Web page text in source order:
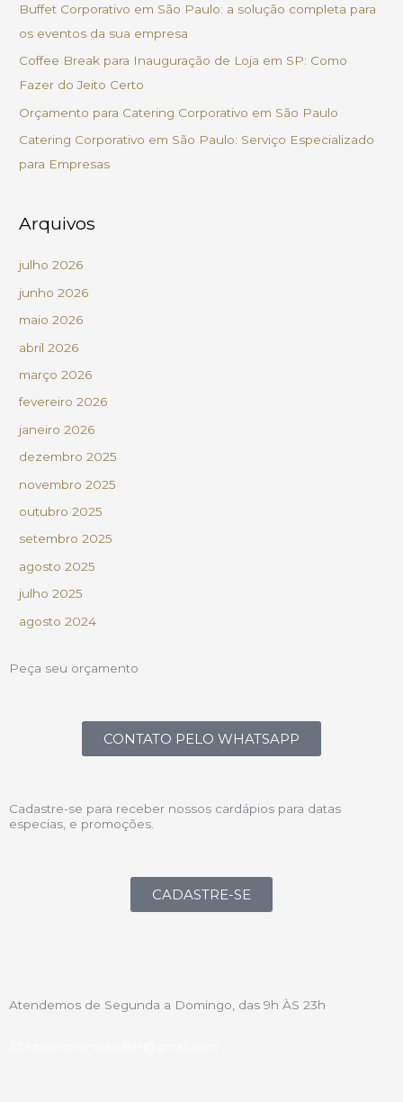
p
o
r
:
Buffet Corporativo em São Paulo: a solução completa para
os eventos da sua empresa
Coffee Break para Inauguração de Loja em SP: Como
Fazer do Jeito Certo
Orçamento para Catering Corporativo em São Paulo
Catering Corporativo em São Paulo: Serviço Especializado
para Empresas
Arquivos
julho 2026
junho 2026
maio 2026
abril 2026
março 2026
fevereiro 2026
janeiro 2026
dezembro 2025
novembro 2025
outubro 2025
setembro 2025
agosto 2025
julho 2025
agosto 2024
Peça seu orçamento
CONTATO PELO WHATSAPP
Cadastre-se para receber nossos cardápios para datas
especias, e promoções.
CADASTRE-SE
Atendemos de Segunda a Domingo, das 9h ÀS 23h